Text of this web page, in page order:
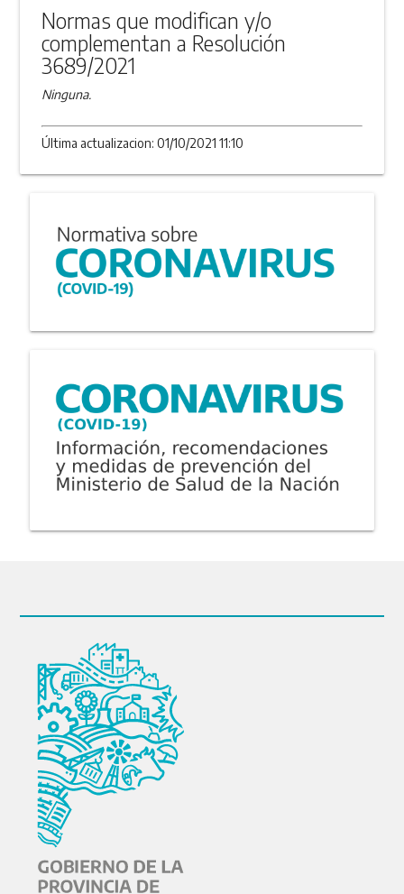
Normas que modifican y/o
complementan a Resolución
3689/2021
Ninguna.
Última actualizacion: 01/10/2021 11:10